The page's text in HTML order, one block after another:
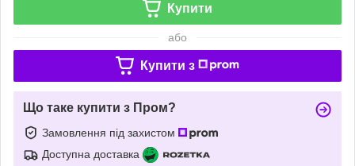
Купити
або
Купити з
Що таке купити з Пром?
Замовлення під захистом
Доступна доставка